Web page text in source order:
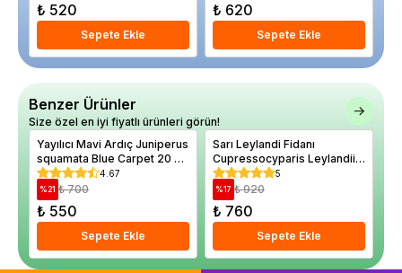
₺ 520
Sepete Ekle
₺ 620
Sepete Ekle
Benzer Ürünler
Size özel en iyi fiyatlı ürünleri görün!
Yayılıcı Mavi Ardıç Juniperus
squamata Blue Carpet 20 40
cm
4.67
%21 ₺ 700
₺ 550
Sepete Ekle
Sarı Leylandi Fidanı
Cupressocyparis Leylandii
Gold Rider 30 40 cm
5
%17 ₺ 920
₺ 760
Sepete Ekle